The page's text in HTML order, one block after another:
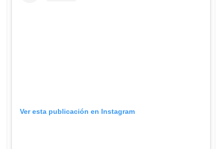
Ver esta publicación en Instagram